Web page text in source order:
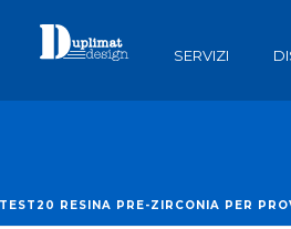
SERVIZI
RESINA PRE-ZIRCONIA PER